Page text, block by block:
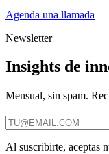
Agenda una llamada
Newsletter
Insights de
Mensual, sin spam.
Al suscribirte, aceptas